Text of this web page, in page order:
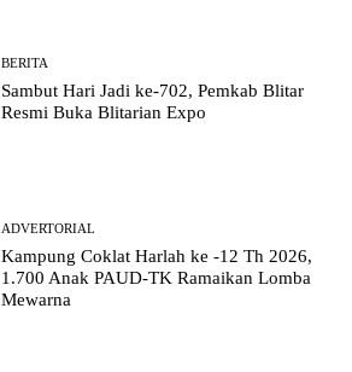
BERITA
Sambut Hari Jadi ke-702, Pemkab Blitar
Resmi Buka Blitarian Expo
ADVERTORIAL
Kampung Coklat Harlah ke -12 Th 2026,
1.700 Anak PAUD-TK Ramaikan Lomba
Mewarna